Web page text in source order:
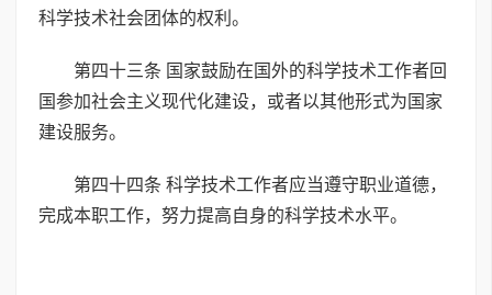
科学技术社会团体的权利。
第四十三条 国家鼓励在国外的科学技术工作者回
国参加社会主义现代化建设，或者以其他形式为国家
建设服务。
第四十四条 科学技术工作者应当遵守职业道德，
完成本职工作，努力提高自身的科学技术水平。